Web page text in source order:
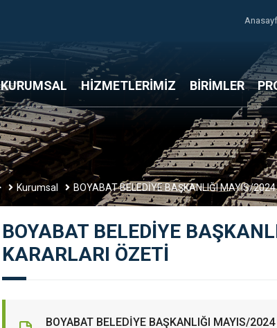
KURUMSAL HİZMETLERİMİZ BİRİMLER
Kurumsal BOYABAT BELEDİYE BAŞKANLIĞI MAYIS/
BOYABAT BELEDİYE
KARARLARI ÖZETİ
BOYABAT BELEDİYE BAŞKANLIĞI MAYIS/